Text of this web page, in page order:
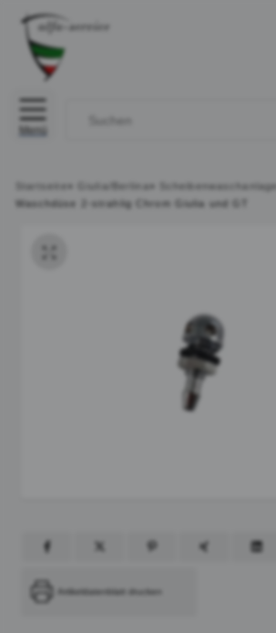
Menü
Startseite » Giulia/Berlina» Scheibenwaschanlage
Waschdüse 2-strahlig Chrom Giulia und GT
Artikeldatenblatt drucken